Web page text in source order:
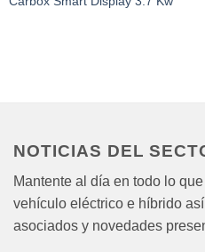
NOTICIAS DEL
Mantente al día en todo lo
vehículo eléctrico e híbrido
asociados y novedades